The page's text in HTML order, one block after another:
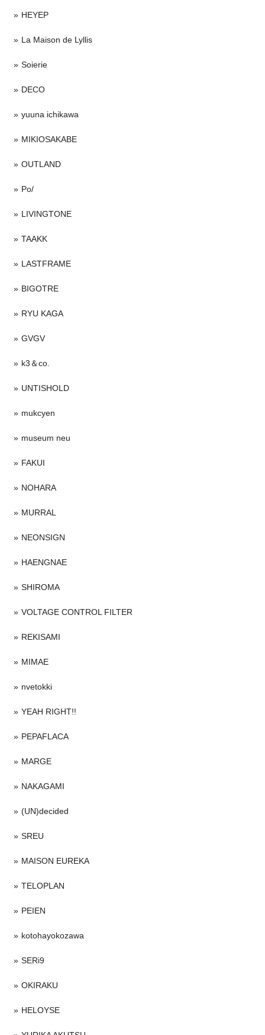
HEYEP
La Maison de Lyllis
Soierie
DECO
yuuna ichikawa
MIKIOSAKABE
OUTLAND
Po/
LIVINGTONE
TAAKK
LASTFRAME
BIGOTRE
RYU KAGA
GVGV
k3＆co.
UNTISHOLD
mukcyen
museum neu
FAKUI
NOHARA
MURRAL
NEONSIGN
HAENGNAE
SHIROMA
VOLTAGE CONTROL FILTER
REKISAMI
MIMAE
nvetokki
YEAH RIGHT!!
PEPAFLACA
MARGE
NAKAGAMI
(UN)decided
SREU
MAISON EUREKA
TELOPLAN
PEIEN
kotohayokozawa
SERi9
OKIRAKU
HELOYSE